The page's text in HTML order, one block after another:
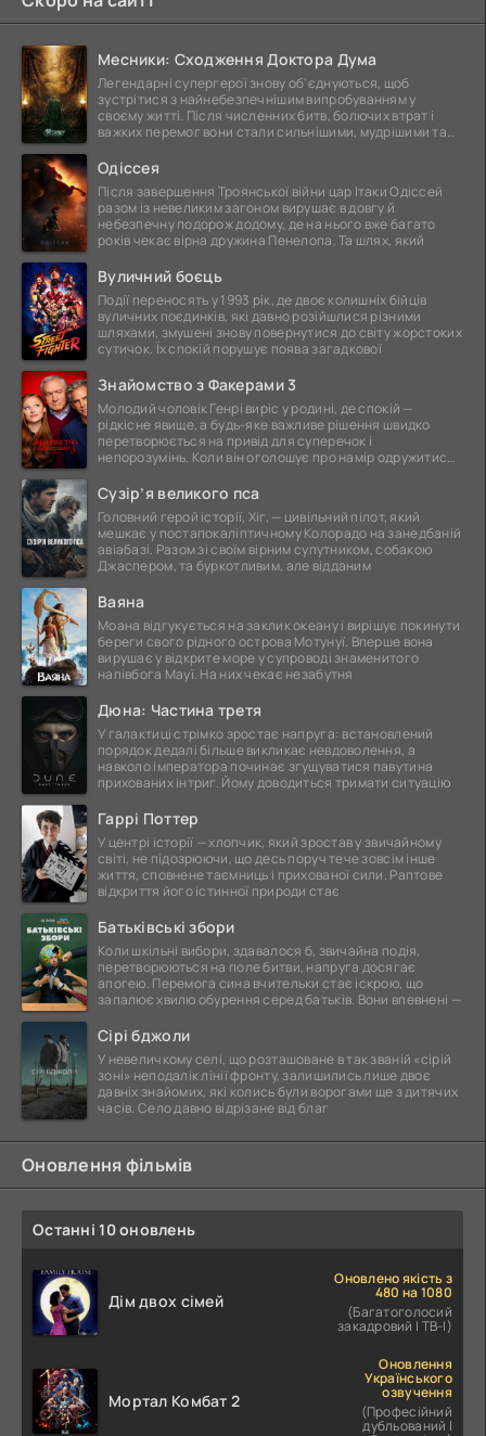
Месники: Сходження Доктора Дума
Легендарні супергерої знову об'єднуються, щоб
зустрітися з найнебезпечнішим випробуванням у
своєму житті. Після численних битв, болючих втрат і
важких перемог вони стали сильнішими, мудрішими та
Одіссея
Після завершення Троянської війни цар Ітаки Одіссей
разом із невеликим загоном вирушає в довгу й
небезпечну подорож додому, де на нього вже багато
років чекає вірна дружина Пенелопа. Та шлях, який
Вуличний боєць
Події переносять у 1993 рік, де двоє колишніх бійців
вуличних поєдинків, які давно розійшлися різними
шляхами, змушені знову повернутися до світу жорстоких
сутичок. Їх спокій порушує поява загадкової
Знайомство з Факерами 3
Молодий чоловік Генрі виріс у родині, де спокій —
рідкісне явище, а будь-яке важливе рішення швидко
перетворюється на привід для суперечок і
непорозумінь. Коли він оголошує про намір одружитися,
Сузір’я великого пса
Головний герой історії, Хіг, — цивільний пілот, який
мешкає у постапокаліптичному Колорадо на занедбаній
авіабазі. Разом зі своїм вірним супутником, собакою
Джаспером, та буркотливим, але відданим
Ваяна
Моана відгукується на заклик океану і вирішує покинути
береги свого рідного острова Мотунуї. Вперше вона
вирушає у відкрите море у супроводі знаменитого
напівбога Мауї. На них чекає незабутня
Дюна: Частина третя
У галактиці стрімко зростає напруга: встановлений
порядок дедалі більше викликає невдоволення, а
навколо імператора починає згущуватися павутина
прихованих інтриг. Йому доводиться тримати ситуацію
Гаррі Поттер
У центрі історії — хлопчик, який зростав у звичайному
світі, не підозрюючи, що десь поруч тече зовсім інше
життя, сповнене таємниць і прихованої сили. Раптове
відкриття його істинної природи стає
Батьківські збори
Коли шкільні вибори, здавалося б, звичайна подія,
перетворюються на поле битви, напруга досягає
апогею. Перемога сина вчительки стає іскрою, що
запалює хвилю обурення серед батьків. Вони впевнені —
Сірі бджоли
У невеличкому селі, що розташоване в так званій «сірій
зоні» неподалік лінії фронту, залишились лише двоє
давніх знайомих, які колись були ворогами ще з дитячих
часів. Село давно відрізане від благ
Оновлення фільмів
Останні 10 оновлень
Дім двох сімей
Оновлено якість з
480 на 1080
(Багатоголосий
закадровий | ТВ-І)
Мортал Комбат 2
Оновлення
Українського
озвучення
(Професійний
дубльований |